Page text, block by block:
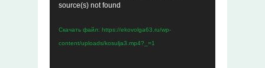
source(s) not found
Скачать файл: https://ekovolga63.ru/wp-
content/uploads/kosulja3.mp4?_=1